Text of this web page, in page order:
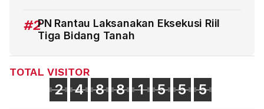
#2PN Rantau Laksanakan Eksekusi Riil
Tiga Bidang Tanah
TOTAL VISITOR
2 4 8 8 1 5 5 5